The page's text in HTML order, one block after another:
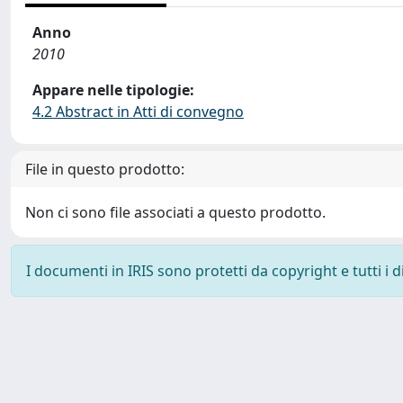
Anno
2010
Appare nelle tipologie:
4.2 Abstract in Atti di convegno
File in questo prodotto:
Non ci sono file associati a questo prodotto.
I documenti in IRIS sono protetti da copyright e tutti i